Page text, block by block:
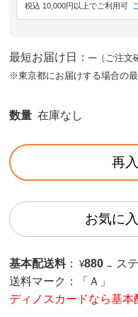
税込 10,000円以上でご利用可
最短お届け日：─（ご注文
※東京都にお届けする場合の
数量 在庫なし
再
お気に
基本配送料 ： ¥880 → ス
送料マーク：
「Ａ」
ディノスカードなら基本